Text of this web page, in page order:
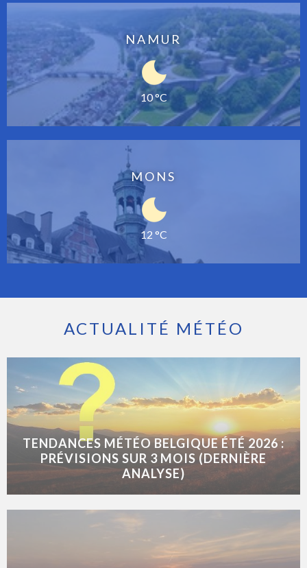
NAMUR
10 °C
MONS
12 °C
ACTUALITÉ MÉTÉO
TENDANCES MÉTÉO BELGIQUE ÉTÉ 2026 :
PRÉVISIONS SUR 3 MOIS (DERNIÈRE
ANALYSE)